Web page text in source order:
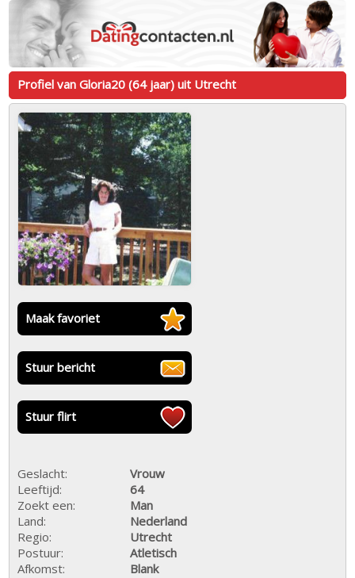
Profiel van Gloria20 (64 jaar) uit Utrecht
Maak favoriet
Stuur bericht
Stuur flirt
Geslacht:
Vrouw
Leeftijd:
64
Zoekt een:
Man
Land:
Nederland
Regio:
Utrecht
Postuur:
Atletisch
Afkomst:
Blank